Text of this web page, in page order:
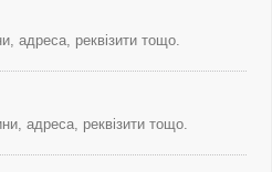
адреса, реквізити тощо.
адреса, реквізити тощо.